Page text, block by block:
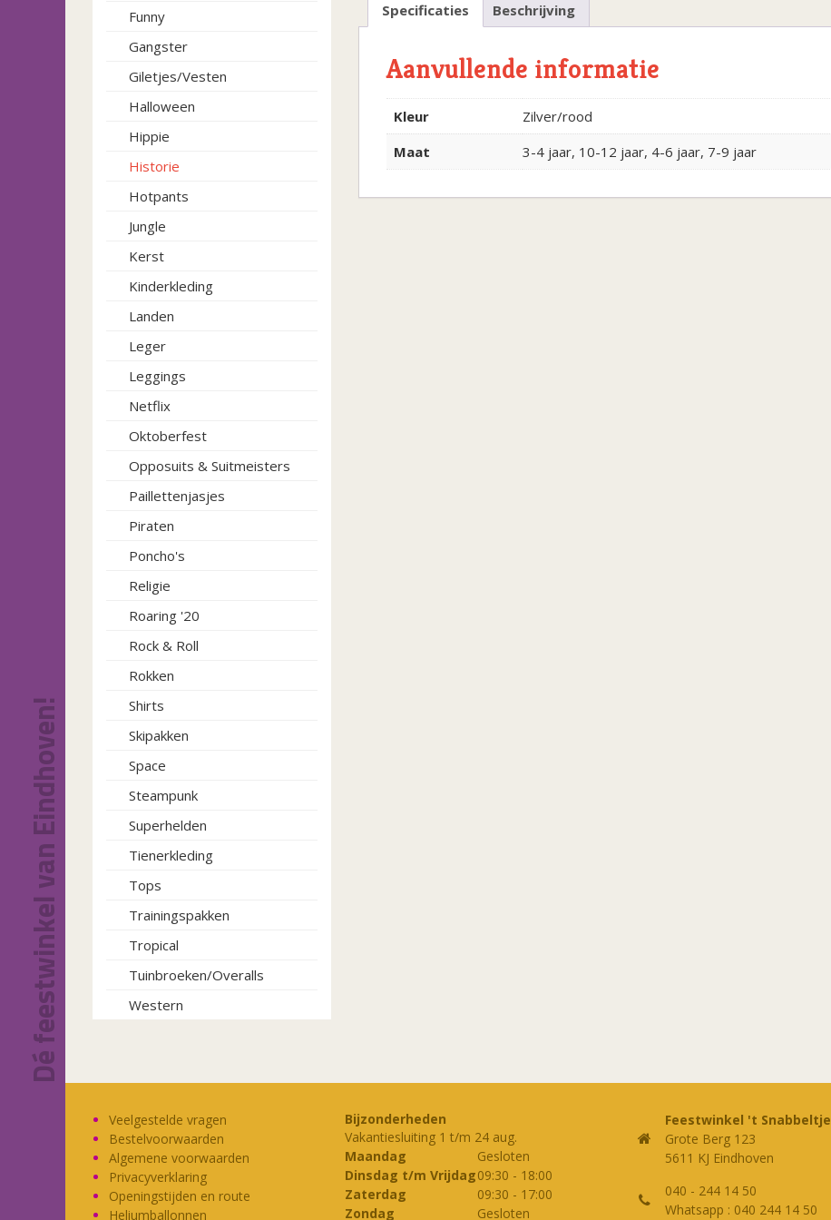
Funny
Gangster
Giletjes/Vesten
Halloween
Hippie
Historie
Hotpants
Jungle
Kerst
Kinderkleding
Landen
Leger
Leggings
Netflix
Oktoberfest
Opposuits & Suitmeisters
Paillettenjasjes
Piraten
Poncho's
Religie
Roaring '20
Rock & Roll
Rokken
Shirts
Skipakken
Space
Steampunk
Superhelden
Tienerkleding
Tops
Trainingspakken
Tropical
Tuinbroeken/Overalls
Western
Specificaties Beschrijving
Aanvullende informatie
Kleur
Zilver/rood
Maat
3-4 jaar, 10-12 jaar, 4-6 jaar, 7-9 jaar
Dé feestwinkel van Eindhoven!
Veelgestelde vragen
Bestelvoorwaarden
Algemene voorwaarden
Privacyverklaring
Openingstijden en route
Heliumballonnen
Bijzonderheden
Vakantiesluiting 1 t/m 24 aug.
Maandag
Gesloten
Dinsdag t/m Vrijdag09:30 - 18:00
Zaterdag
09:30 - 17:00
Zondag
Gesloten
Feestwinkel 't Snabbeltje
Grote Berg 123
5611 KJ Eindhoven
040 - 244 14 50
Whatsapp : 040 244 14 50